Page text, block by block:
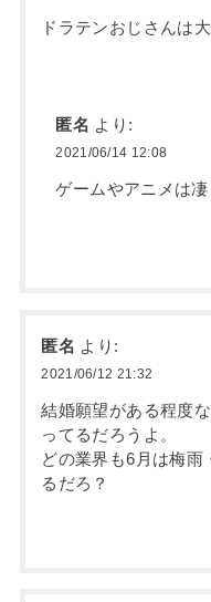
ドラテンおじさんは
匿名 より:
2021/06/14 12:08
ゲームやアニメは凄
匿名 より:
2021/06/12 21:32
結婚願望がある程度
ってるだろうよ。
どの業界も6月は梅雨
るだろ？